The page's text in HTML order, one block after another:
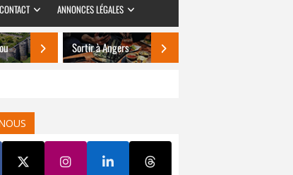
CONTACT ANNONCES LÉGALES
Sortir à Angers